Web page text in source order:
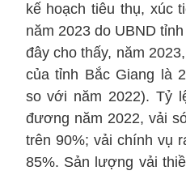
kế hoạch tiêu thụ, xúc
năm 2023 do UBND
đây cho thấy, năm
của tỉnh Bắc Giang là
so với năm 2022). Tỷ
đương năm 2022, vải
trên 90%; vải chính vụ
85%. Sản lượng vải